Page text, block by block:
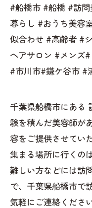
#船橋市 #船橋 #訪
暮らし #おうち美容
似合わせ #高齢者 #
ヘアサロン #メンズ
#市川市#鎌ケ谷市 #
千葉県船橋市にある
験を積んだ美容師が
容をご提供させてい
集まる場所に行くの
難しい方などには訪
で、千葉県船橋市で
気軽にご連絡ください